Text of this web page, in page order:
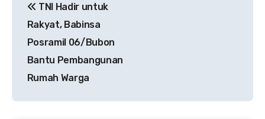
pos
TNI Hadir untuk
Rakyat, Babinsa
Posramil 06/Bubon
Bantu Pembangunan
Rumah Warga